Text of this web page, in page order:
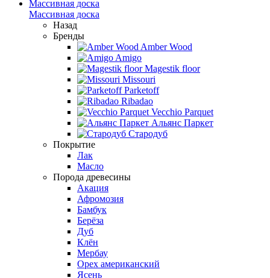
Массивная доска
Массивная доска
Назад
Бренды
Amber Wood
Amigo
Magestik floor
Missouri
Parketoff
Ribadao
Vecchio Parquet
Альянс Паркет
Стародуб
Покрытие
Лак
Масло
Порода древесины
Акация
Афромозия
Бамбук
Берёза
Дуб
Клён
Мербау
Орех американский
Ясень